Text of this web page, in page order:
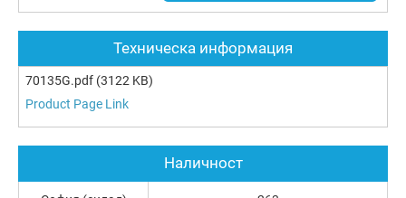
Техническа информация
70135G.pdf (3122 KB)
Product Page Link
Наличност